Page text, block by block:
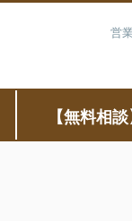
営
【無料相談